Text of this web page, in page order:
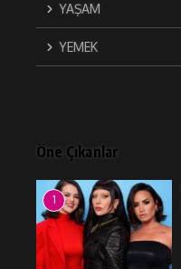
YAŞAM
YEMEK
Öne Çıkanlar
1